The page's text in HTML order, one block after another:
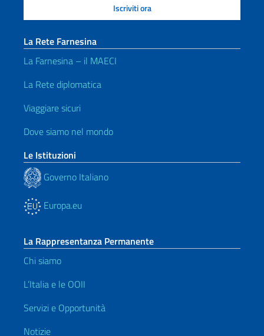
La Rete Farnesina
La Farnesina – il MAECI
La Rete diplomatica
Viaggiare sicuri
Dove siamo nel mondo
Le Istituzioni
Governo Italiano
Europa.eu
La Rappresentanza Permanente
Chi siamo
L’Italia e le OOII
Servizi e Opportunità
Notizie